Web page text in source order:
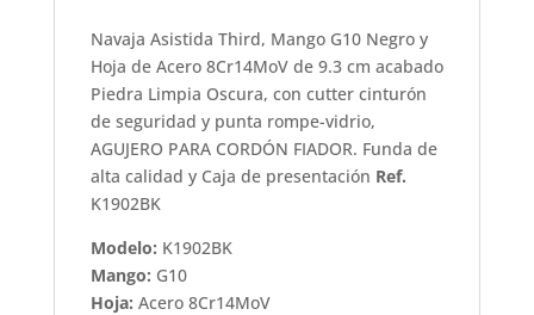
Navaja Asistida Third, Mango G10 Negro y
Hoja de Acero 8Cr14MoV de 9.3 cm acabado
Piedra Limpia Oscura, con cutter cinturón
de seguridad y punta rompe-vidrio,
AGUJERO PARA CORDÓN FIADOR. Funda de
alta calidad y Caja de presentación Ref.
K1902BK
Modelo: K1902BK
Mango: G10
Hoja: Acero 8Cr14MoV